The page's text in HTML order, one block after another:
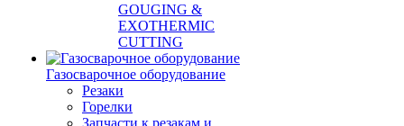
GOUGING &
EXOTHERMIC
CUTTING
Газосварочное оборудование
Резаки
Горелки
Запчасти к резакам и